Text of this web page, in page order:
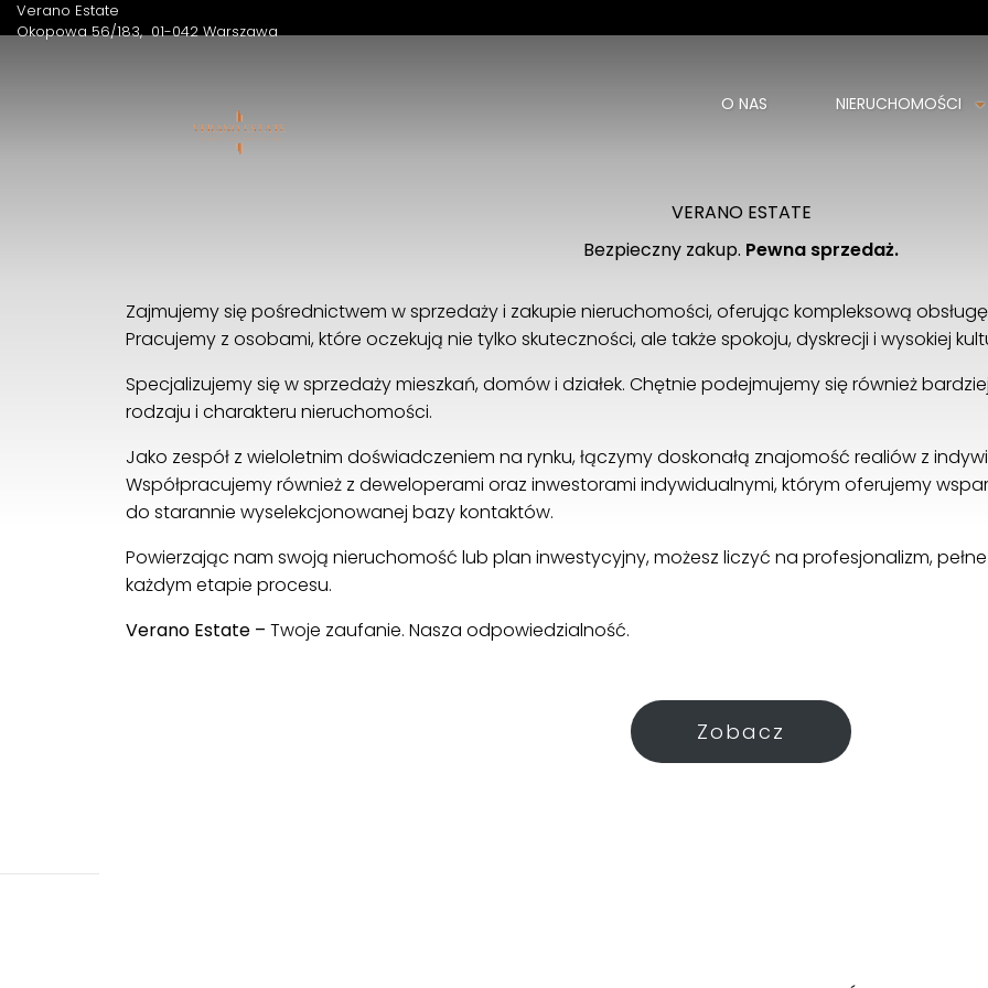
Verano Estate
Okopowa 56/183 01-042 Warszawa
O NAS NIERUCHOMOŚCI
VERANO ESTATE
Bezpieczny zakup. Pewna sprzedaż.
Zajmujemy się pośrednictwem w sprzedaży i zakupie nieruchomości, oferując kompleksową
Pracujemy z osobami, które oczekują nie tylko skuteczności, ale także spokoju, dyskrecji i wysokiej
Specjalizujemy się w sprzedaży mieszkań, domów i działek. Chętnie podejmujemy się również
rodzaju i charakteru nieruchomości.
Jako zespół z wieloletnim doświadczeniem na rynku, łączymy doskonałą znajomość realiów z
Współpracujemy również z deweloperami oraz inwestorami indywidualnymi, którym oferujemy
do starannie wyselekcjonowanej bazy kontaktów.
Powierzając nam swoją nieruchomość lub plan inwestycyjny, możesz liczyć na profesjonalizm,
każdym etapie procesu.
Verano Estate – Twoje zaufanie. Nasza odpowiedzialność.
Zobacz